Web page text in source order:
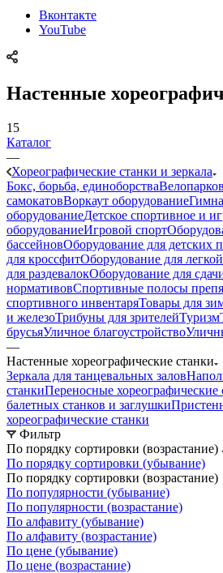
Вконтакте
YouTube
Настенные
15
Каталог
—
Хореографические станки и зеркала
Бокс, борьба, единоборства
самокатовВоркаут оборудование
оборудованиеДетское спортивное и
оборудованиеИгровой спорт
бассейновОборудование для детских
для кроссфитОборудование для
для раздевалокОборудование для
нормативовСпортивные полосы
спортивного инвентаряТовары для
и железоТрибуны для зрителейТуризм
брусьяУличное благоустройство
—
Настенные хореографические станки
Зеркала для танцевальных залов
станкиПереносные хореографические
балетных станков и заглушки
хореографические станки
Фильтр
По порядку сортировки (возрастание)
По порядку сортировки (убывание)
По порядку сортировки (возрастание)
По популярности (убывание)
По популярности (возрастание)
По алфавиту (убывание)
По алфавиту (возрастание)
По цене (убывание)
По цене (возрастание)